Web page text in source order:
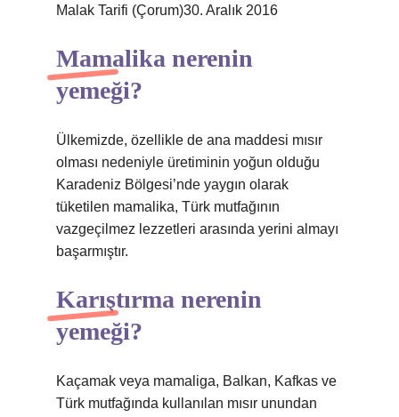
Malak Tarifi (Çorum)30. Aralık 2016
Mamalika nerenin
yemeği?
Ülkemizde, özellikle de ana maddesi mısır
olması nedeniyle üretiminin yoğun olduğu
Karadeniz Bölgesi’nde yaygın olarak
tüketilen mamalika, Türk mutfağının
vazgeçilmez lezzetleri arasında yerini almayı
başarmıştır.
Karıştırma nerenin
yemeği?
Kaçamak veya mamaliga, Balkan, Kafkas ve
Türk mutfağında kullanılan mısır unundan